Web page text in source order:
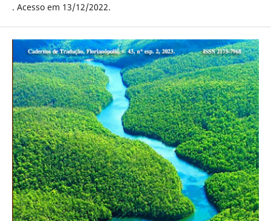
. Acesso em 13/12/2022.